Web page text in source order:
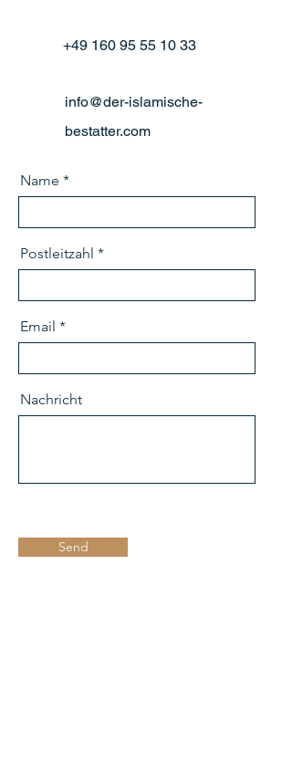
+49 160 95 55 10 33
info@der-islamische-
bestatter.com
Name
Postleitzahl
Email
Nachricht
Send